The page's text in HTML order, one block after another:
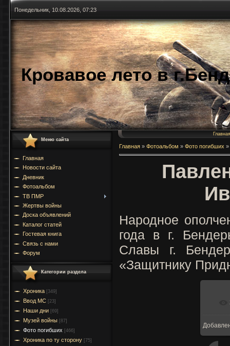
Понедельник, 10.08.2026, 07:23
Кровавое лето в
Меню сайта
Главная
Новости сайта
Дневник
Фотоальбом
ТВ ПМР
Жертвы войны
Доска объявлений
Каталог статей
Гостевая книга
Связь с нами
Форум
Категории раздела
Хроника [349]
Ввод МC [23]
Наши дни [69]
Музей войны [87]
Фото погибших [466]
Хроника по ту сторону [75]
Главная
Главная » Фотоальбом » Фото погибших »
Народное
года в г.
Славы г.
«Защитнику